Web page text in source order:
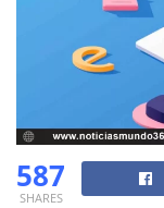
587
SHARES